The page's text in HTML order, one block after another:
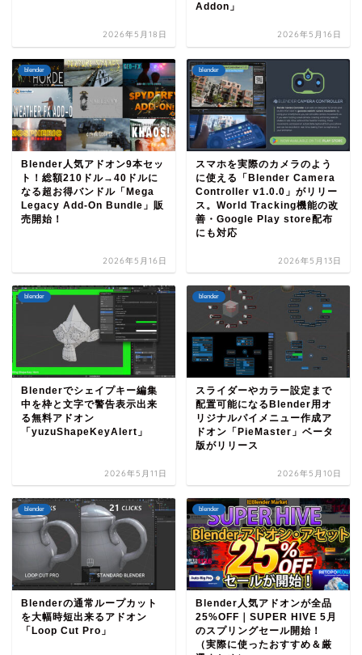
2026年5月18日
Addon」
2026年5月16日
blender
Blender人気アドオン9本セッ
ト！総額210ドル→40ドルに
なる超お得バンドル「Mega
Legacy Add-On Bundle」販
売開始！
2026年5月16日
blender
スマホを実際のカメラのよう
に使える「Blender Camera
Controller v1.0.0」がリリー
ス。World Tracking機能の改
善・Google Play store配布
にも対応
2026年5月13日
blender
Blenderでシェイプキー編集
中を枠と文字で警告表示出来
る無料アドオン
「yuzuShapeKeyAlert」
2026年5月11日
blender
スライダーやカラー設定まで
配置可能になるBlender用オ
リジナルパイメニュー作成ア
ドオン「PieMaster」ベータ
版がリリース
2026年5月10日
blender
Blenderの通常ループカット
を大幅時短出来るアドオン
「Loop Cut Pro」
blender
Blender人気アドオンが全品
25%OFF｜SUPER HIVE 5月
のスプリングセール開始！
（実際に使ったおすすめ＆厳